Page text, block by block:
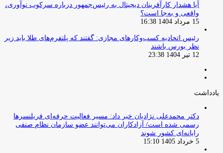
آیا هشدار کارآفرینان دیجیتال به رئیس‌جمهور درباره سرکوب نوآوری،
واقعی و به‌جا است؟
15 مرداد 1404 16:38
‏رئیس اتحادیه کسب‌وکارهای مجازی: گفتند که پلتفرم‌های طلا باید زیر
نظر بورس باشند
12 تیر 1404 23:38
یادداشت
دکتر محمدعلی نژادیان خبر داد: مسیر فعالیت حرفه‌ای فریلنسرها
رسمی شده است/ آزادکاران می‌توانند عضو سازمان نظام صنفی
رایانه‌ای کشور شوند
5 خرداد 1405 15:10